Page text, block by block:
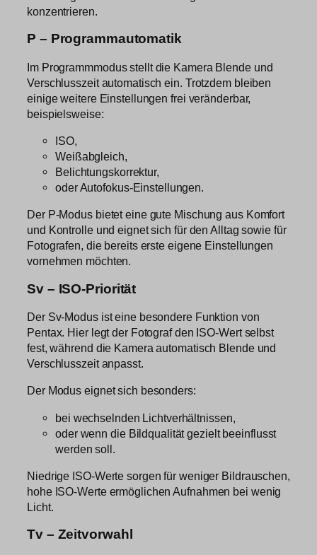
konzentrieren.
P – Programmautomatik
Im Programmmodus stellt die Kamera Blende und
Verschlusszeit automatisch ein. Trotzdem bleiben
einige weitere Einstellungen frei veränderbar,
beispielsweise:
ISO,
Weißabgleich,
Belichtungskorrektur,
oder Autofokus-Einstellungen.
Der P-Modus bietet eine gute Mischung aus Komfort
und Kontrolle und eignet sich für den Alltag sowie für
Fotografen, die bereits erste eigene Einstellungen
vornehmen möchten.
Sv – ISO-Priorität
Der Sv-Modus ist eine besondere Funktion von
Pentax. Hier legt der Fotograf den ISO-Wert selbst
fest, während die Kamera automatisch Blende und
Verschlusszeit anpasst.
Der Modus eignet sich besonders:
bei wechselnden Lichtverhältnissen,
oder wenn die Bildqualität gezielt beeinflusst
werden soll.
Niedrige ISO-Werte sorgen für weniger Bildrauschen,
hohe ISO-Werte ermöglichen Aufnahmen bei wenig
Licht.
Tv – Zeitvorwahl